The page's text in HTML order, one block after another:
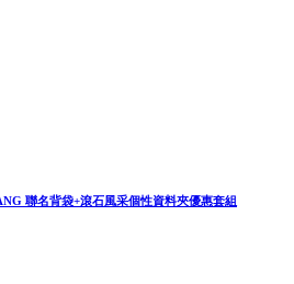
聯名背袋+滾石風采個性資料夾優惠套組